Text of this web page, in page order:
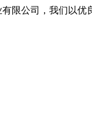
业有限公司，